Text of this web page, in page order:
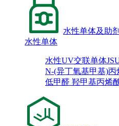
水性单体及助剂
水性单体
水性UV交联单体
N-(异丁氧基甲基)丙
低甲醛 羟甲基丙烯